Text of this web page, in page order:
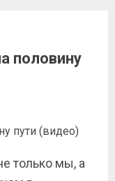
половину
только мы, а